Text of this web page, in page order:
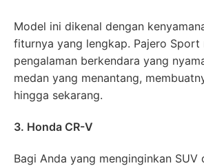
Model ini dikenal dengan
fiturnya yang lengkap. Pajero Sport
pengalaman berkendara yang
medan yang menantang,
hingga sekarang.
3. Honda CR-V
Bagi Anda yang menginginkan SUV